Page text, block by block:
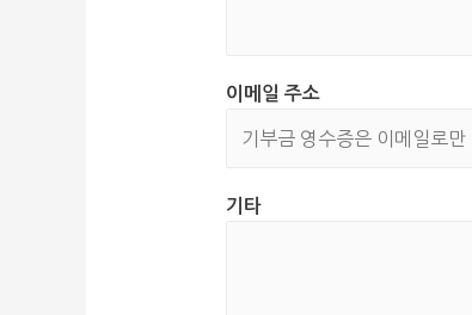
이메일 주소
기타